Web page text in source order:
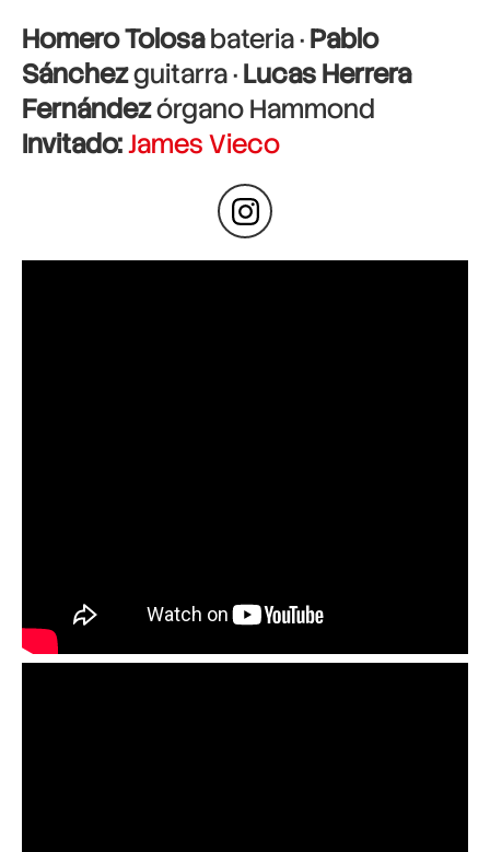
Homero Tolosabateria ·Pablo
Sánchezguitarra ·Lucas Herrera
Fernándezórgano Hammond
Invitado:James Vieco